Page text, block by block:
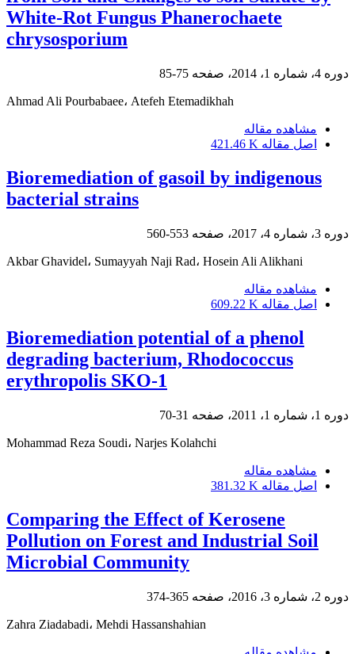
White-Rot Fungus Phanerochaete
chrysosporium
دوره 4، شماره 1، 2014، صفحه 75-85
Ahmad Ali Pourbabaee، Atefeh Etemadikhah
مشاهده مقاله
اصل مقاله 421.46 K
Bioremediation of gasoil by indigenous
bacterial strains
دوره 3، شماره 4، 2017، صفحه 553-560
Akbar Ghavidel، Sumayyah Naji Rad، Hosein Ali Alikhani
مشاهده مقاله
اصل مقاله 609.22 K
Bioremediation potential of a phenol
degrading bacterium, Rhodococcus
erythropolis SKO-1
دوره 1، شماره 1، 2011، صفحه 31-70
Mohammad Reza Soudi، Narjes Kolahchi
مشاهده مقاله
اصل مقاله 381.32 K
Comparing the Effect of Kerosene
Pollution on Forest and Industrial Soil
Microbial Community
دوره 2، شماره 3، 2016، صفحه 365-374
Zahra Ziadabadi، Mehdi Hassanshahian